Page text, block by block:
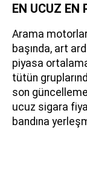
EN UCUZ EN
Arama
başında, art
piyasa
tütün
son
ucuz sigara
bandına